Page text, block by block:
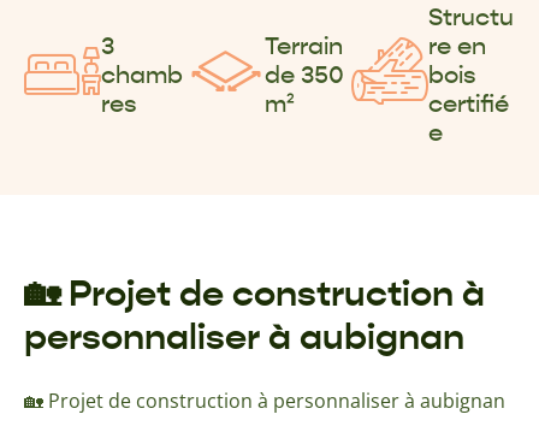
3
chamb
res
Terrain
de 350
m²
Structu
re en
bois
certifié
e
🏡 Projet de construction à
personnaliser à aubignan
🏡 Projet de construction à personnaliser à aubignan